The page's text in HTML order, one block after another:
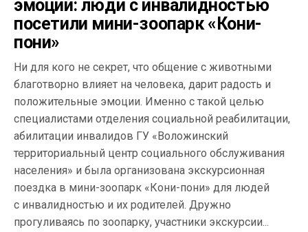
эмоций: люди с инвалидностью
посетили мини-зоопарк «Кони-
пони»
Ни для кого не секрет, что общение с животными
благотворно влияет на человека, дарит радость и
положительные эмоции. Именно с такой целью
специалистами отделения социальной реабилитации,
абилитации инвалидов ГУ «Воложинский
территориальный центр социального обслуживания
населения» и была организована экскурсионная
поездка в мини-зоопарк «Кони-пони» для людей
с инвалидностью и их родителей. Дружно
прогуливаясь по зоопарку, участники экскурсии...